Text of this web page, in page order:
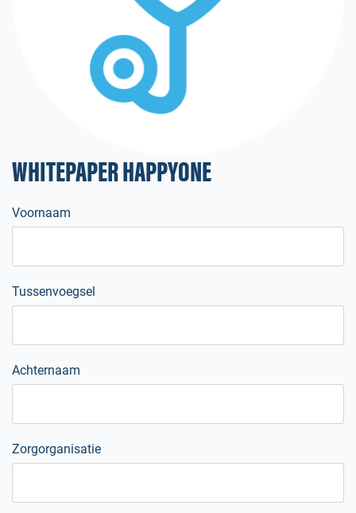
WHITEPAPER HAPPYONE
Voornaam
Tussenvoegsel
Achternaam
Zorgorganisatie